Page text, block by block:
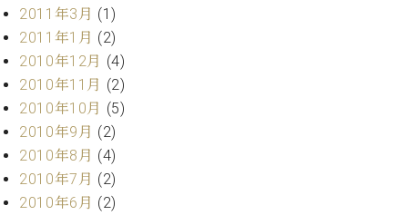
金
表
お
問
い
合
せ
尾山調律師のブ
ログ Die
2011年3月 (1)
2011年1月 (2)
2010年12月 (4)
2010年11月 (2)
2010年10月 (5)
2010年9月 (2)
2010年8月 (4)
2010年7月 (2)
2010年6月 (2)